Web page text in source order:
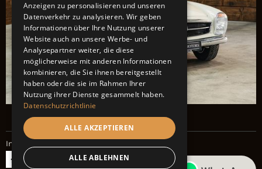
Impressum
Anzeigen zu personalisieren und unseren
Datenverkehr zu analysieren. Wir geben
Informationen über Ihre Nutzung unserer
Website auch an unsere Werbe- und
Analysepartner weiter, die diese
möglicherweise mit anderen Informationen
kombinieren, die Sie ihnen bereitgestellt
haben oder die sie im Rahmen Ihrer
Nutzung ihrer Dienste gesammelt haben.
Datenschutzrichtlinie
ALLE AKZEPTIEREN
ALLE ABLEHNEN